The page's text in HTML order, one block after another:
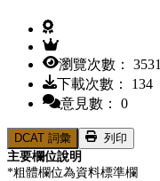
瀏覽次數： 3531
下載次數： 134
意見數： 0
DCAT 詞彙
列印
主要欄位說明
*粗體欄位為資料標準欄